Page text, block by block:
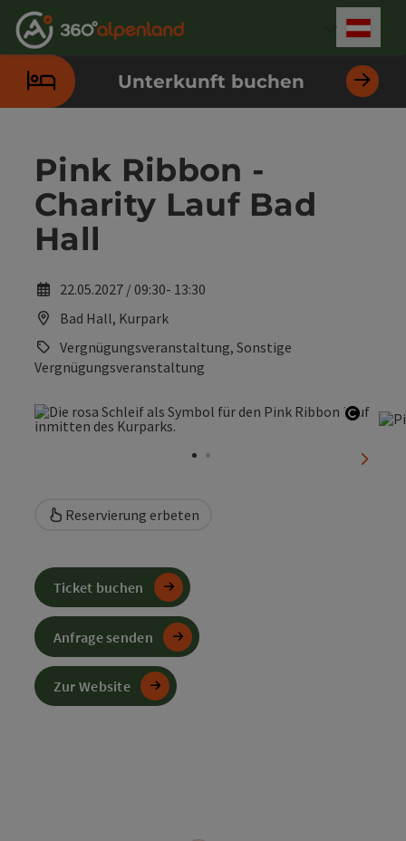
Zum Inhalt
Zur Navigation
Zum Seitenanfang
Zur Kontaktseite
Zur Suche
Zum Impressum
Zu den Hinweisen zur Bedienung der Website
Zur Startseite
Unterkunft buchen
Pink Ribbon -
Charity Lauf Bad
Hall
22.05.2027 / 09:30- 13:30
Bad Hall, Kurpark
Vergnügungsveranstaltung, Sonstige
Vergnügungsveranstaltung
Reservierung erbeten
Ticket buchen
Anfrage senden
Zur Website